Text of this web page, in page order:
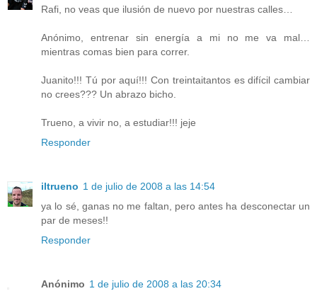
Rafi, no veas que ilusión de nuevo por nuestras calles…
Anónimo, entrenar sin energía a mi no me va mal…
mientras comas bien para correr.
Juanito!!! Tú por aquí!!! Con treintaitantos es difícil cambiar
no crees??? Un abrazo bicho.
Trueno, a vivir no, a estudiar!!! jeje
Responder
iltrueno 1 de julio de 2008 a las 14:54
ya lo sé, ganas no me faltan, pero antes ha desconectar un
par de meses!!
Responder
Anónimo 1 de julio de 2008 a las 20:34